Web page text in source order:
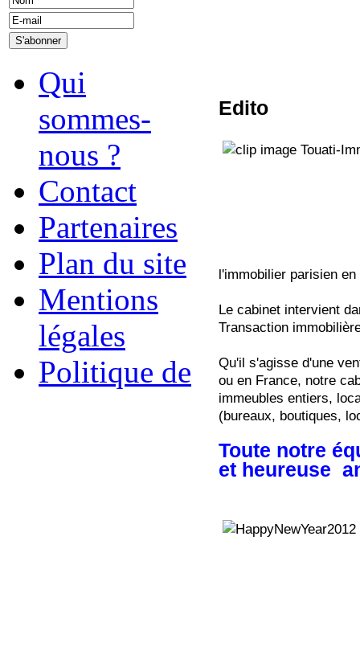
Edito
l'immobilier parisien en
Le cabinet intervient
Transaction
Qu'il s'agisse d'une
ou en France, notre
immeubles entiers,
(bureaux, boutiques,
Toute notre
et heureuse
Qui
sommes-
nous ?
Contact
Partenaires
Plan du site
Mentions
légales
Politique de